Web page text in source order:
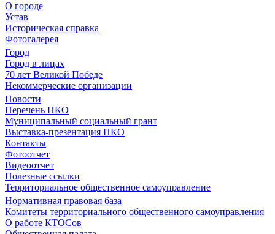
О городе
Устав
Историческая справка
Фотогалерея
Город
Город в лицах
70 лет Великой Победе
Некоммерческие организации
Новости
Перечень НКО
Муниципальный социальный грант
Выставка-презентация НКО
Контакты
Фотоотчет
Видеоотчет
Полезные ссылки
Территориальное общественное самоуправление
Нормативная правовая база
Комитеты территориального общественного самоуправления
О работе КТОСов